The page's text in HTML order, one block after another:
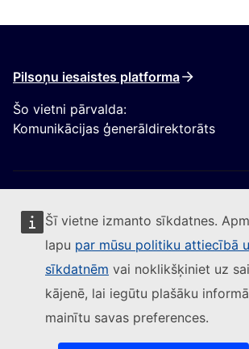
Šī vietne izmanto sīkdatnes.
lapu par mūsu politiku attiecībā
sīkdatnēm vai noklikšķiniet uz
kājenē, lai iegūtu plašāku
mainītu savas preferences.
Pilsoņu iesaistes platforma
Šo vietni pārvalda:
Komunikācijas ģenerāldirektorāts
Sekojiet Eiropas Komisijai
Sazinieties ar mums(Ārēja saite)
Ziņot par IT ievainojamību(Ārēja saite)
Valodas mūsu tīmekļvietnēs(Ārēja saite)